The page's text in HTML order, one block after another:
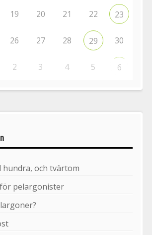
19 20 21 22 23
26 27 28 29 30
2 3 4 5 6
hundra, och tvärtom
pelargonister